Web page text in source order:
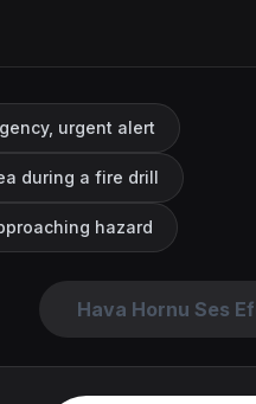
urgent alert
during a fire drill
hazard
Hava Hornu Ses